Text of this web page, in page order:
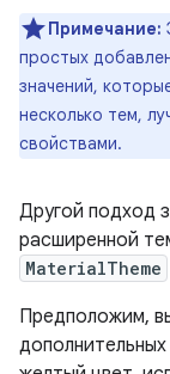
Примечание:
простых
значений,
несколько тем,
свойствами.
Другой подход
расширенной
MaterialTheme
Предположим,